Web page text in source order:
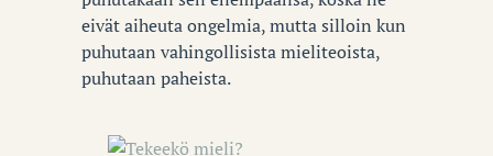
eivät aiheuta ongelmia, mutta silloin kun
puhutaan vahingollisista mieliteoista,
puhutaan paheista.